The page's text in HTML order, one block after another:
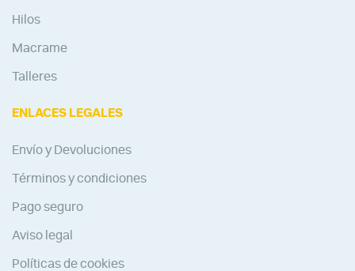
Hilos
Macrame
Talleres
ENLACES LEGALES
Envío y Devoluciones
Términos y condiciones
Pago seguro
Aviso legal
Políticas de cookies